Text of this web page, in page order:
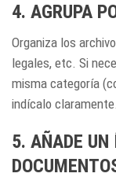
4. AGRUPA
Organiza los
legales, etc. Si
misma categoría
indícalo claramente.
5. AÑADE UN